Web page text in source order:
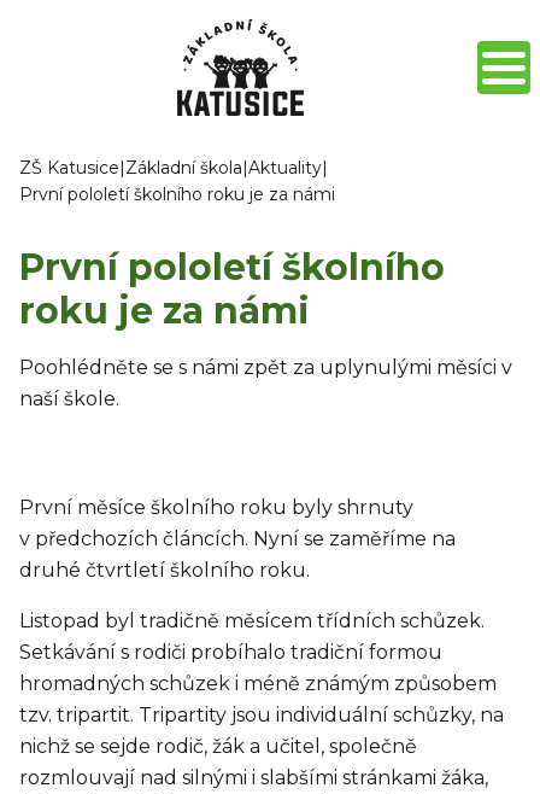
ZŠ Katusice|Základní škola|Aktuality|
První pololetí školního roku je za námi
První pololetí školního
roku je za námi
Poohlédněte se s námi zpět za uplynulými měsíci v
naší škole.
První měsíce školního roku byly shrnuty
v předchozích článcích. Nyní se zaměříme na
druhé čtvrtletí školního roku.
Listopad byl tradičně měsícem třídních schůzek.
Setkávání s rodiči probíhalo tradiční formou
hromadných schůzek i méně známým způsobem
tzv. tripartit. Tripartity jsou individuální schůzky, na
nichž se sejde rodič, žák a učitel, společně
rozmlouvají nad silnými i slabšími stránkami žáka,